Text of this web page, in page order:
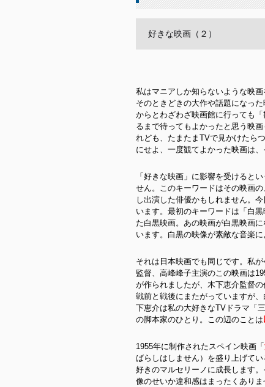
好きな映画（２）
私はマニアしか知らないような映
そのときどきの大作や話題になっ
からとわざわざ映画館に行っても
るまで待ってもよかったと思う映
れども、たまたまTVで見かけたら
にせよ、一度観てよかった映画は
「好きな映画」に影響を受けると
せん。このキーワードはその映画
し出演した俳優かもしれません。
います。最初のキーワードは「白
た白黒映画。あの映画が白黒映画
います。白黒の映像が素敵な音楽
それは日本映画でも同じです。私
監督、高峰峰子主演のこの映画は
が作られましたが、木下恵介監督
戦前と戦後にまたがっていますが
下恵介は私の大好きなTVドラマ「
の脚本家のひとり。この辺のことは
1955年に制作されたスペイン映画「
ばらしはしません）を盛り上げて
好きのマルセリーノに成長します
像のせいか違和感はまったくあり